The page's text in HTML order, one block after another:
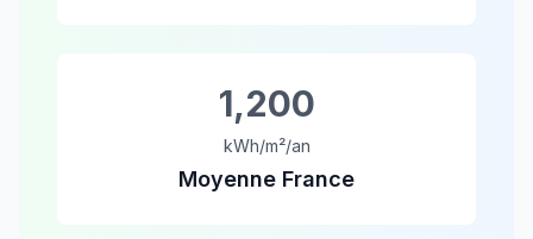
1,200
kWh/m²/an
Moyenne France